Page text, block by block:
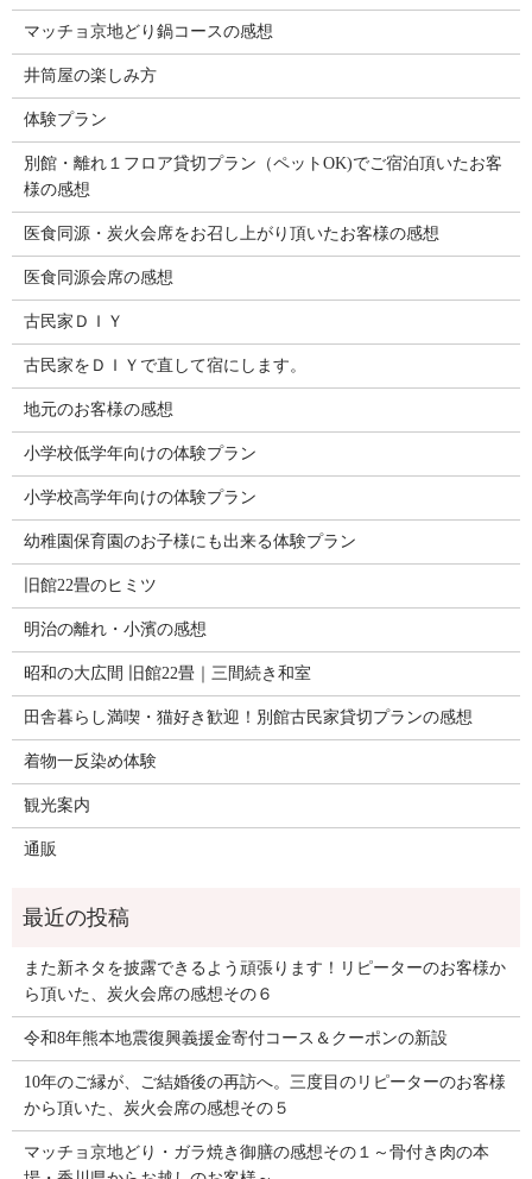
マッチョ京地どり鍋コースの感想
井筒屋の楽しみ方
体験プラン
別館・離れ１フロア貸切プラン（ペットOK)でご宿泊頂いたお客
様の感想
医食同源・炭火会席をお召し上がり頂いたお客様の感想
医食同源会席の感想
古民家ＤＩＹ
古民家をＤＩＹで直して宿にします。
地元のお客様の感想
小学校低学年向けの体験プラン
小学校高学年向けの体験プラン
幼稚園保育園のお子様にも出来る体験プラン
旧館22畳のヒミツ
明治の離れ・小濱の感想
昭和の大広間 旧館22畳｜三間続き和室
田舎暮らし満喫・猫好き歓迎！別館古民家貸切プランの感想
着物一反染め体験
観光案内
通販
また新ネタを披露できるよう頑張ります！リピーターのお客様か
ら頂いた、炭火会席の感想その６
令和8年熊本地震復興義援金寄付コース＆クーポンの新設
10年のご縁が、ご結婚後の再訪へ。三度目のリピーターのお客様
から頂いた、炭火会席の感想その５
マッチョ京地どり・ガラ焼き御膳の感想その１～骨付き肉の本